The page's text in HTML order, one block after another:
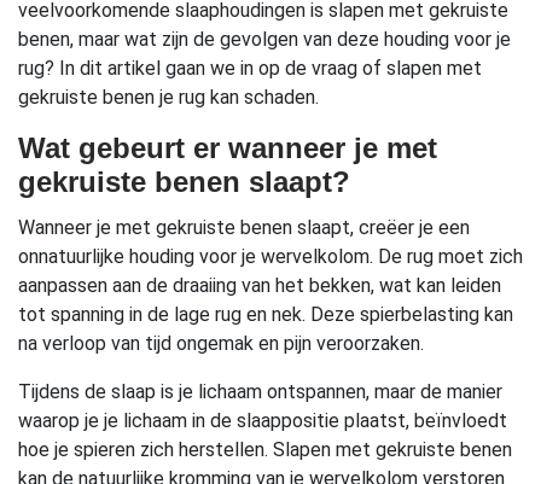
veelvoorkomende slaaphoudingen is slapen met gekruiste
benen, maar wat zijn de gevolgen van deze houding voor je
rug? In dit artikel gaan we in op de vraag of slapen met
gekruiste benen je rug kan schaden.
Wat gebeurt er wanneer je met
gekruiste benen slaapt?
Wanneer je met gekruiste benen slaapt, creëer je een
onnatuurlijke houding voor je wervelkolom. De rug moet zich
aanpassen aan de draaiing van het bekken, wat kan leiden
tot spanning in de lage rug en nek. Deze spierbelasting kan
na verloop van tijd ongemak en pijn veroorzaken.
Tijdens de slaap is je lichaam ontspannen, maar de manier
waarop je je lichaam in de slaappositie plaatst, beïnvloedt
hoe je spieren zich herstellen. Slapen met gekruiste benen
kan de natuurlijke kromming van je wervelkolom verstoren